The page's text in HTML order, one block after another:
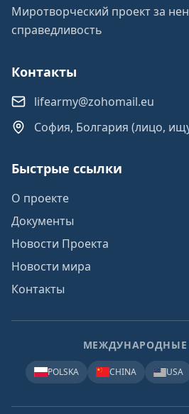
Миротворческий проект за
справедливость
Контакты
lifearmy@zohomail.eu
София, Болгария (лицо,
Быстрые ссылки
О проекте
Документы
Новости Проекта
Новости мира
Контакты
МЕЖДУНАРОДНЫЕ
POLSKA CHINA USA